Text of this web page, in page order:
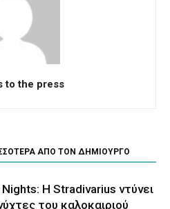
to the press
ΑΠΟ ΤΟΝ ΔΗΜΙΟΥΡΓΟ
Η Stradivarius ντύνει
του καλοκαιριού